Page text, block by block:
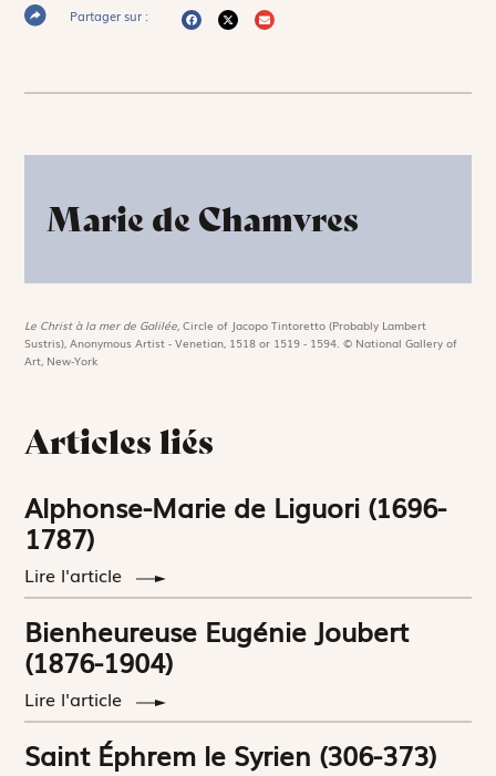
Partager sur :
Marie de Chamvres
Le Christ à la mer de Galilée,Circle of Jacopo Tintoretto (Probably Lambert
Sustris), Anonymous Artist - Venetian, 1518 or 1519 - 1594. © National Gallery of
Art, New-York
Articles liés
Alphonse-Marie de Liguori (1696-
1787)
Lire l'article
Bienheureuse Eugénie Joubert
(1876-1904)
Lire l'article
Saint Éphrem le Syrien (306-373)